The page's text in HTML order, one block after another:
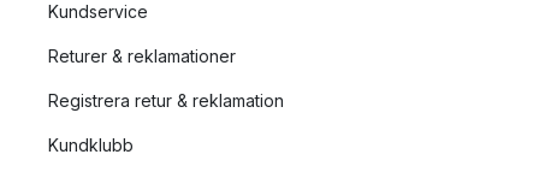
Kundservice
Returer & reklamationer
Registrera retur & reklamation
Kundklubb